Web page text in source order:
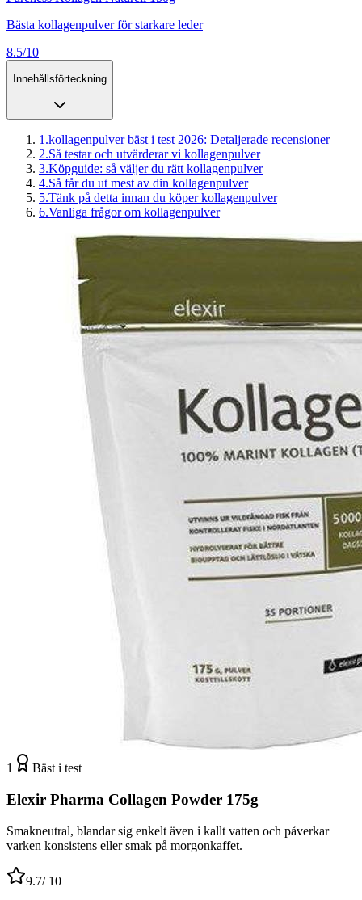
Bästa kollagenpulver för starkare leder
8.5/10
Innehållsförteckning
1 .kollagenpulver bäst i test 2026: Detaljerade recensioner
2.Så testar och utvärderar vi kollagenpulver
3.Köpguide: så väljer du rätt kollagenpulver
4.Så får du ut mest av din kollagenpulver
5.Tänk på detta innan du köper kollagenpulver
6.Vanliga frågor om kollagenpulver
1 Bäst i test
Elexir Pharma Collagen Powder 175g
Smakneutral, blandar sig enkelt även i kallt vatten och påverkar
varken konsistens eller smak på morgonkaffet.
9.7/ 10